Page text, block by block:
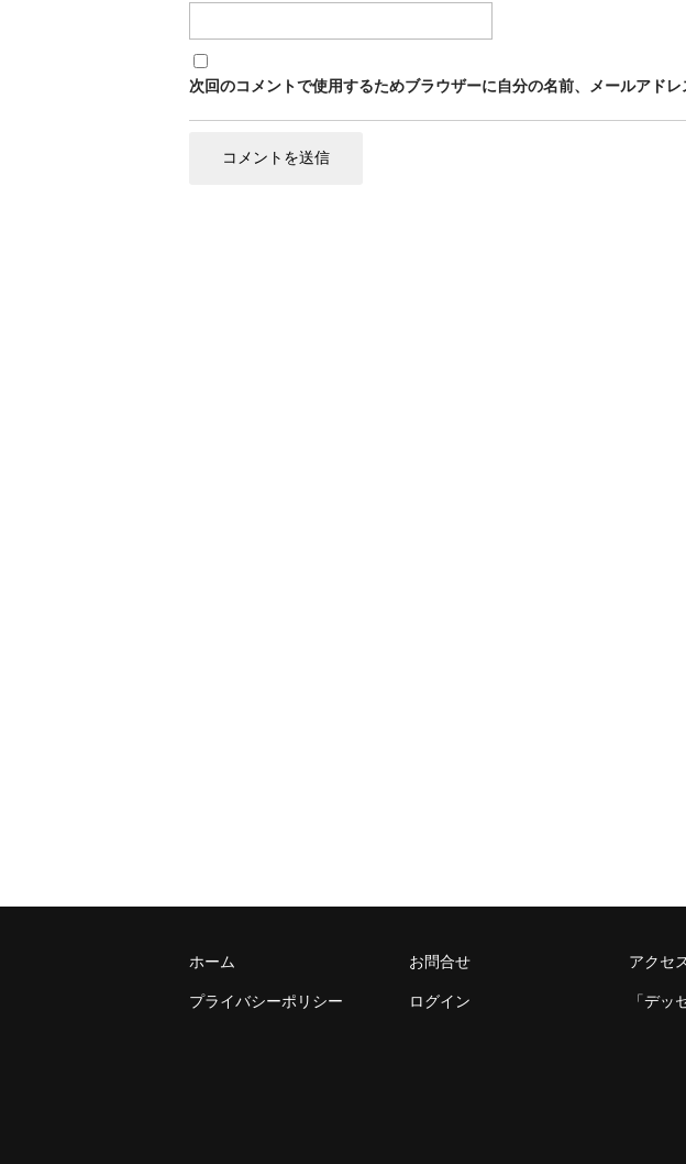
次回のコメントで使用するためブラウザーに自分の名前、メールアドレ
ホーム お問合せ アクセ
プライバシーポリシー ログイン 「デッ